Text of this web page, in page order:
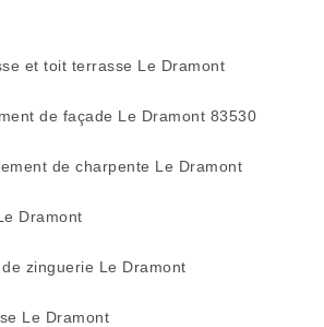
et toit terrasse Le Dramont
de façade Le Dramont 83530
de charpente Le Dramont
Dramont
zinguerie Le Dramont
Le Dramont